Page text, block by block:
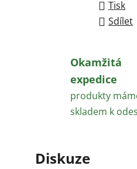
Tisk
Sdílet
Okamžitá
expedice
produkty
skladem k
Diskuze